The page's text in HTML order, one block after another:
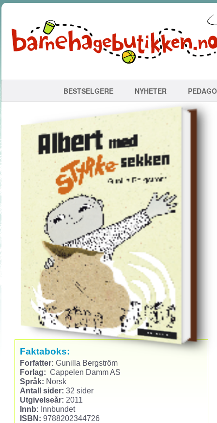
BESTSELGERE NYHETER
Faktaboks:
Forfatter: Gunilla Bergström
Forlag: Cappelen Damm AS
Språk: Norsk
Antall sider: 32 sider
Utgivelseår: 2011
Innb: Innbundet
ISBN: 9788202344726